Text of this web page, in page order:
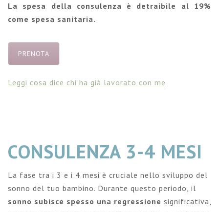
La spesa della consulenza è detraibile al 19%
come spesa sanitaria.
PRENOTA
Leggi cosa dice chi ha già lavorato con me
CONSULENZA 3-4 MESI
La fase tra i 3 e i 4 mesi è cruciale nello sviluppo del
sonno del tuo bambino. Durante questo periodo, il
sonno subisce spesso una regressione significativa,